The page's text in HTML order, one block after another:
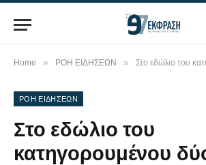
Home » ΡΟΗ ΕΙΔΗΣΕΩΝ » Στο εδώλιο του κατηγορουμένου δύο
ΡΟΗ ΕΙΔΗΣΕΩΝ
Στο εδώλιο του
κατηγορουμένου